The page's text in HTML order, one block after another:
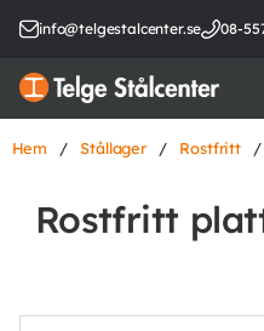
info@telgestalcenter.se 08-
Hem / Stållager / Rostfritt /
Rostfritt